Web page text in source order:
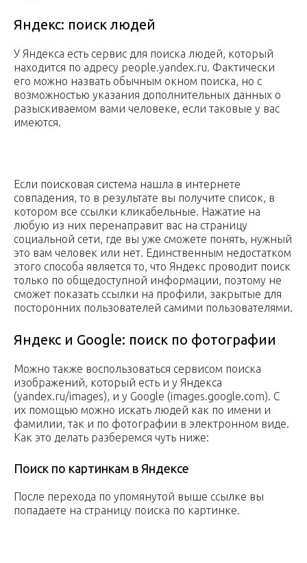
Яндекс: поиск людей
У Яндекса есть сервис для поиска людей, который
находится по адресу people.yandex.ru. Фактически
его можно назвать обычным окном поиска, но с
возможностью указания дополнительных данных о
разыскиваемом вами человеке, если таковые у вас
имеются.
Если поисковая система нашла в интернете
совпадения, то в результате вы получите список, в
котором все ссылки кликабельные. Нажатие на
любую из них перенаправит вас на страницу
социальной сети, где вы уже сможете понять, нужный
это вам человек или нет. Единственным недостатком
этого способа является то, что Яндекс проводит поиск
только по общедоступной информации, поэтому не
сможет показать ссылки на профили, закрытые для
посторонних пользователей самими пользователями.
Яндекс и Google: поиск по фотографии
Можно также воспользоваться сервисом поиска
изображений, который есть и у Яндекса
(yandex.ru/images), и у Google (images.google.com). С
их помощью можно искать людей как по имени и
фамилии, так и по фотографии в электронном виде.
Как это делать разберемся чуть ниже:
Поиск по картинкам в Яндексе
После перехода по упомянутой выше ссылке вы
попадаете на страницу поиска по картинке.